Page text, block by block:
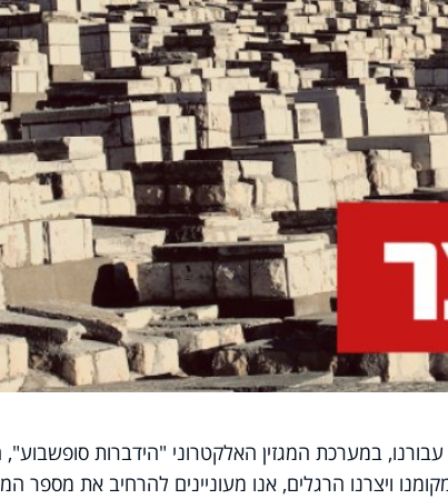
במערכת המגזין האלקטרוני "הידברות סופשבוע",
ויצרנו הרגלים, אנו מעוניינים להרחיב את מספר